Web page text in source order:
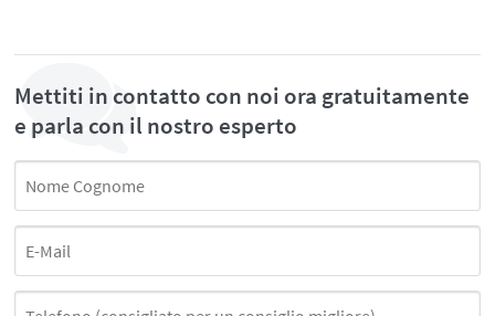
Mettiti in contatto con noi ora gratuitamente
e parla con il nostro esperto